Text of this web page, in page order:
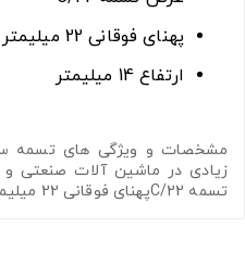
پهنای فوقانی 22 میلیمتر
ارتفاع 14 میلیمتر
زیادی در ماشین آلات صنعتی و
تسمه C/22پهنای فوقانی 22 میلیمترارتفاع 14 میلیمتر